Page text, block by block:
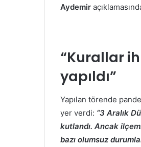
Aydemir
“Kurallar
yapıldı”
Yapılan törende
yer verdi: “3 Aralık
kutlandı. Ancak
bazı olumsuz